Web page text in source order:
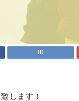
します！